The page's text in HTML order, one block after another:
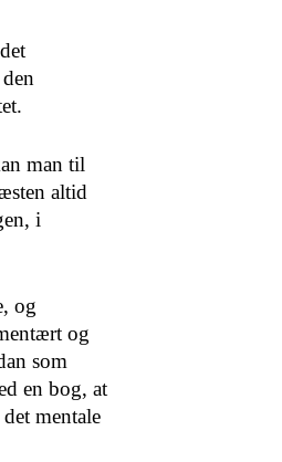
man til
altid
i
og
og
som
en bog, at
mentale